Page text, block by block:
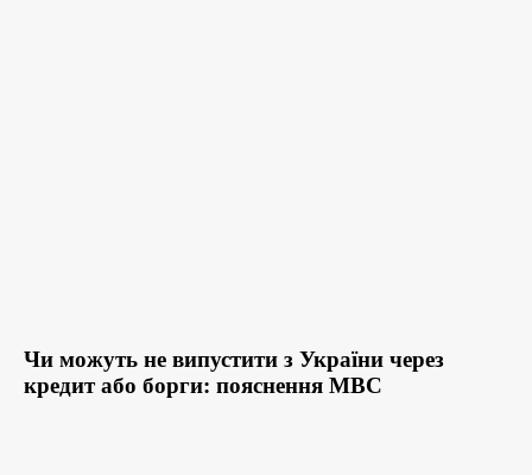
Чи можуть не випустити з України через
кредит або борги: пояснення МВС